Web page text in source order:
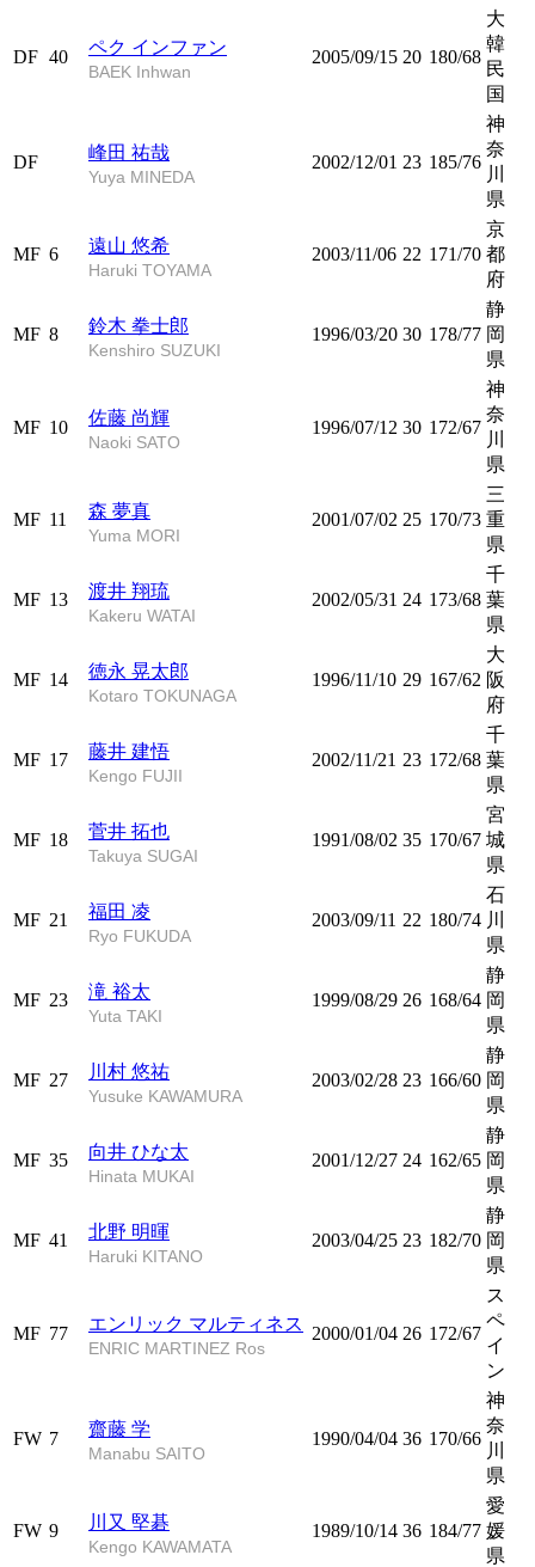
DF 40 ペク インファン
BAEK Inhwan
2005/09/15 20 180/68
大
韓
民
国
DF 峰田 祐哉
Yuya MINEDA
2002/12/01 23 185/76
神
奈
川
県
MF 6 遠山 悠希
Haruki TOYAMA
2003/11/06 22 171/70
京
都
府
MF 8 鈴木 拳士郎
Kenshiro SUZUKI
1996/03/20 30 178/77
静
岡
県
MF 10 佐藤 尚輝
Naoki SATO
1996/07/12 30 172/67
神
奈
川
県
MF 11 森 夢真
Yuma MORI
2001/07/02 25 170/73
三
重
県
MF 13 渡井 翔琉
Kakeru WATAI
2002/05/31 24 173/68
千
葉
県
MF 14 徳永 晃太郎
Kotaro TOKUNAGA
1996/11/10 29 167/62
大
阪
府
MF 17 藤井 建悟
Kengo FUJII
2002/11/21 23 172/68
千
葉
県
MF 18 菅井 拓也
Takuya SUGAI
1991/08/02 35 170/67
宮
城
県
MF 21 福田 凌
Ryo FUKUDA
2003/09/11 22 180/74
石
川
県
MF 23 滝 裕太
Yuta TAKI
1999/08/29 26 168/64
静
岡
県
MF 27 川村 悠祐
Yusuke KAWAMURA
2003/02/28 23 166/60
静
岡
県
MF 35 向井 ひな太
Hinata MUKAI
2001/12/27 24 162/65
静
岡
県
MF 41 北野 明暉
Haruki KITANO
2003/04/25 23 182/70
静
岡
県
MF 77 エンリック マルティネス
ENRIC MARTINEZ Ros
2000/01/04 26 172/67
ス
ペ
イ
ン
FW 7 齋藤 学
Manabu SAITO
1990/04/04 36 170/66
神
奈
川
県
FW 9 川又 堅碁
Kengo KAWAMATA
1989/10/14 36 184/77
愛
媛
県